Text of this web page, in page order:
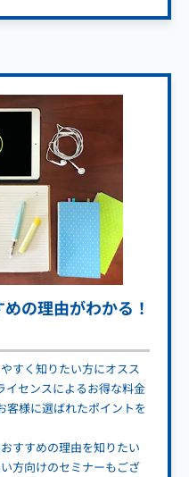
の理由がわかる！
すく知りたい方にオスス
イセンスによるお得な料金
客様に選ばれたポイントを
すすめの理由を知りたい
方向けのセミナーもござ